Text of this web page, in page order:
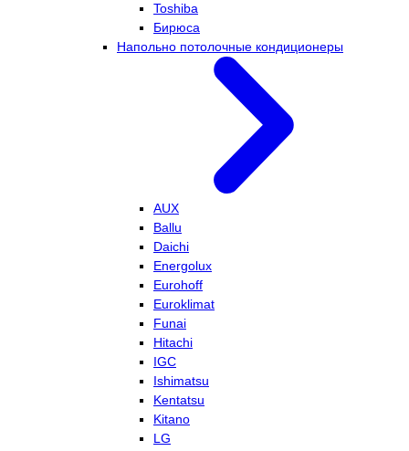
Toshiba
Бирюса
Напольно потолочные кондиционеры
AUX
Ballu
Daichi
Energolux
Eurohoff
Euroklimat
Funai
Hitachi
IGC
Ishimatsu
Kentatsu
Kitano
LG